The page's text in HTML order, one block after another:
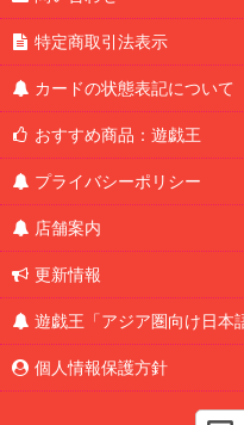
特定商取引法表示
カードの状態表記について
おすすめ商品：遊戯王
プライバシーポリシー
店舗案内
更新情報
遊戯王「アジア圏向け日本
個人情報保護方針